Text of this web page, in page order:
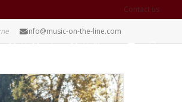
Contact us
MotL Merch MotL Shop
info@music-on-the-line.com